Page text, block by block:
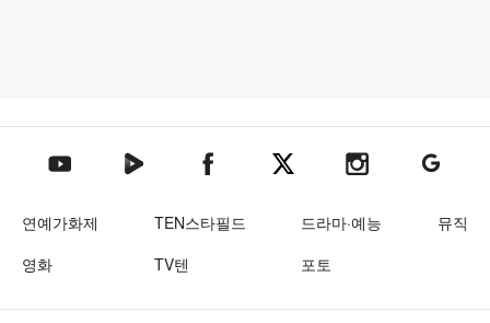
텐아시아 유튜브텐아시아 네이버TV텐아시아 페이스북텐아시아 엑스텐아시아 인스타그램
텐아시아
연예가화제 TEN스타필드 드라마·예능
뮤직
영화
TV텐 포토